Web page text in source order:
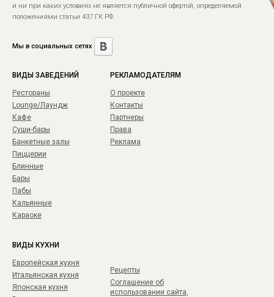
и ни при каких условиях не является публичной офертой, определяемой
положениями статьи 437 ГК РФ.
Мы в социальных сетях
ВИДЫ ЗАВЕДЕНИЙ
Рестораны
Lounge/Лаундж
Кафе
Суши-бары
Банкетные залы
Пиццерии
Блинные
Бары
Пабы
Кальянные
Караоке
РЕКЛАМОДАТЕЛЯМ
О проекте
Контакты
Партнеры
Права
Реклама
ВИДЫ КУХНИ
Европейская кухня
Итальянская кухня
Японская кухня
Рецепты
Соглашение об
использовании сайта,